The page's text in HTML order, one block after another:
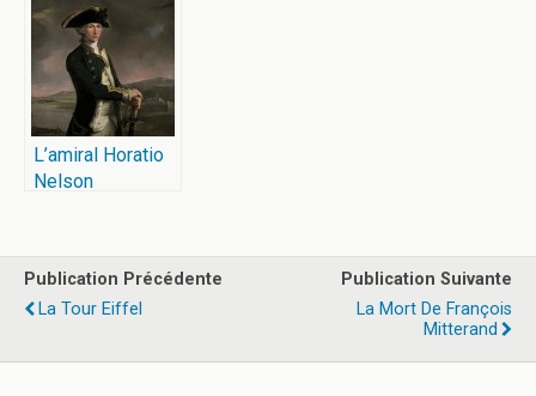
L’amiral Horatio
Nelson
Publication Précédente
La Tour Eiffel
Publication Suivante
La Mort De François
Mitterand